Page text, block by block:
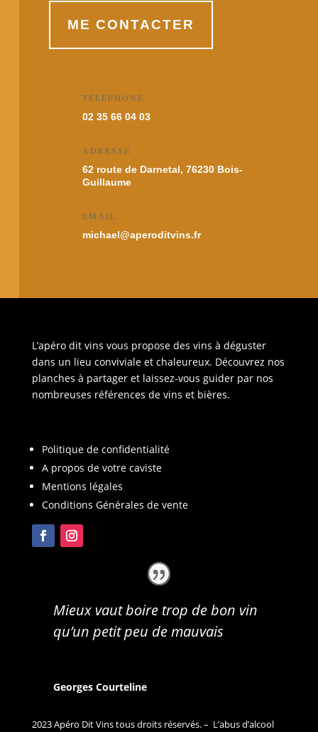
ME CONTACTER
TÉLÉPHONE
02 35 66 04 03
ADRESSE
62 route de Darnetal, 76230 Bois-
Guillaume
EMAIL
michael@aperoditvins.fr
L’apéro dit vins vous propose des vins à déguster
dans un lieu conviviale et chaleureux. Découvrez nos
planches à partager et laissez-vous guider par nos
nombreuses références de vins et bières.
Politique de confidentialité
A propos de votre caviste
Mentions légales
Conditions Générales de vente
Mieux vaut boire trop de bon vin
qu’un petit peu de mauvais
Georges Courteline
2023 Apéro Dit Vins tous droits réservés. – L’abus d’alcool